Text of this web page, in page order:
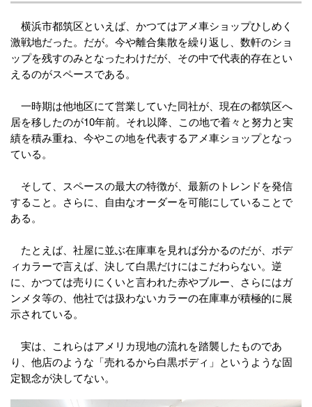
横浜市都筑区といえば、かつてはアメ車ショップひしめく
激戦地だった。だが。今や離合集散を繰り返し、数軒のショ
ップを残すのみとなったわけだが、その中で代表的存在とい
えるのがスペースである。
一時期は他地区にて営業していた同社が、現在の都筑区へ
居を移したのが10年前。それ以降、この地で着々と努力と実
績を積み重ね、今やこの地を代表するアメ車ショップとなっ
ている。
そして、スペースの最大の特徴が、最新のトレンドを発信
すること。さらに、自由なオーダーを可能にしていることで
ある。
たとえば、社屋に並ぶ在庫車を見れば分かるのだが、ボデ
ィカラーで言えば、決して白黒だけにはこだわらない。逆
に、かつては売りにくいと言われた赤やブルー、さらにはガ
ンメタ等の、他社では扱わないカラーの在庫車が積極的に展
示されている。
実は、これらはアメリカ現地の流れを踏襲したものであ
り、他店のような「売れるから白黒ボディ」というような固
定観念が決してない。